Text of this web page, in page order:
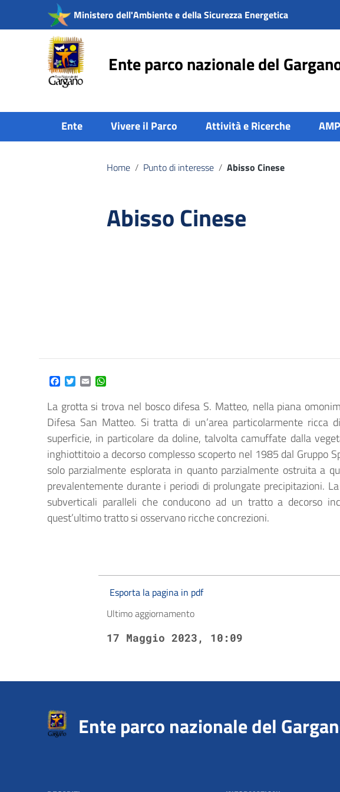
Vai ai contenuti
Vai al menu di navigazione
Vai al footer
Ministero dell'Ambiente e della Sicurezza Energetica
Ente parco nazionale del
Ente Vivere il Parco Attività e Ricerche
Home / Punto di interesse / Abisso Cinese
Abisso Cinese
Facebook
Twitter
Email
La grotta si trova nel bosco difesa S. Matteo, nella piana
Difesa San Matteo. Si tratta di un’area particolarmente ricca
superficie, in particolare da doline, talvolta camuffate dalla
inghiottitoio a decorso complesso scoperto nel 1985 dal Gruppo
solo parzialmente esplorata in quanto parzialmente ostruita a
prevalentemente durante i periodi di prolungate precipitazioni.
subverticali paralleli che conducono ad un tratto a decorso
quest’ultimo tratto si osservano ricche concrezioni.
Esporta la pagina in pdf
Ultimo aggiornamento
17 Maggio 2023, 10:09
Ente parco nazionale del